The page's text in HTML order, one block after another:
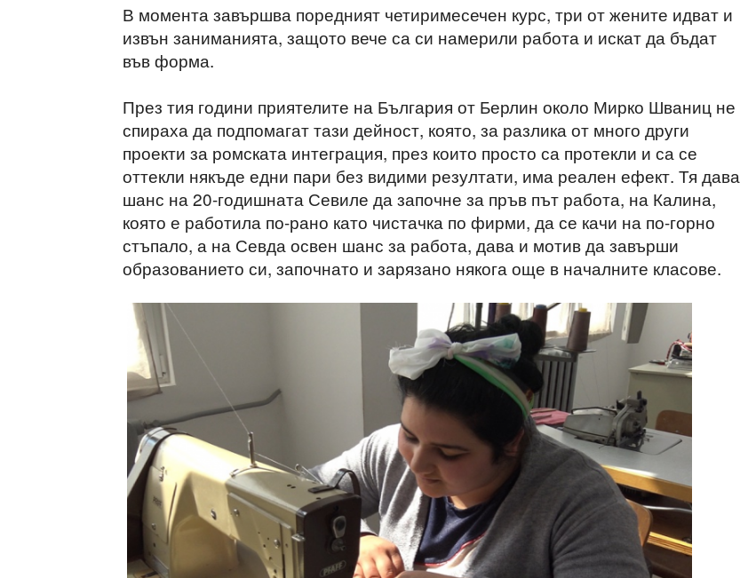
В момента завършва поредният четиримесечен курс, три от жените идват и
извън заниманията, защото вече са си намерили работа и искат да бъдат
във форма.
През тия години приятелите на България от Берлин около Мирко Шваниц не
спираха да подпомагат тази дейност, която, за разлика от много други
проекти за ромската интеграция, през които просто са протекли и са се
оттекли някъде едни пари без видими резултати, има реален ефект. Тя дава
шанс на 20-годишната Севиле да започне за пръв път работа, на Калина,
която е работила по-рано като чистачка по фирми, да се качи на по-горно
стъпало, а на Севда освен шанс за работа, дава и мотив да завърши
образованието си, започнато и зарязано някога още в началните класове.